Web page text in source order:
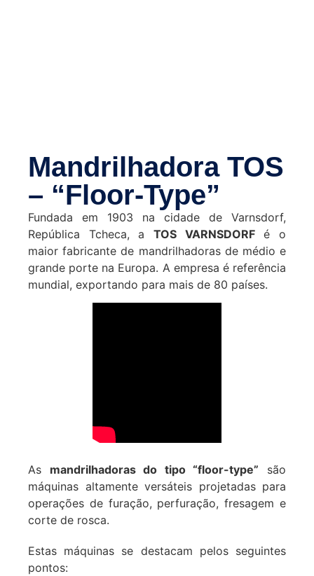
Mandrilhadora TOS
– “Floor-Type”
Fundada em 1903 na cidade de Varnsdorf,
República Tcheca, a TOS VARNSDORFé o
maior fabricante de mandrilhadoras de médio e
grande porte na Europa. A empresa é referência
mundial, exportando para mais de 80 países.
As mandrilhadoras do tipo “floor-type” são
máquinas altamente versáteis projetadas para
operações de furação, perfuração, fresagem e
corte de rosca.
Estas máquinas se destacam pelos seguintes
pontos: